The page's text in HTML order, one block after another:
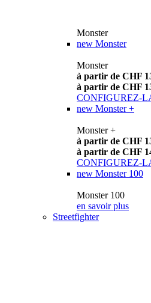
Monster
new Monster
Monster
à partir de CHF
à partir de CHF
CONFIGUREZ-
new Monster +
Monster +
à partir de CHF
à partir de CHF
CONFIGUREZ-
new Monster 100
Monster 100
en savoir plus
Streetfighter